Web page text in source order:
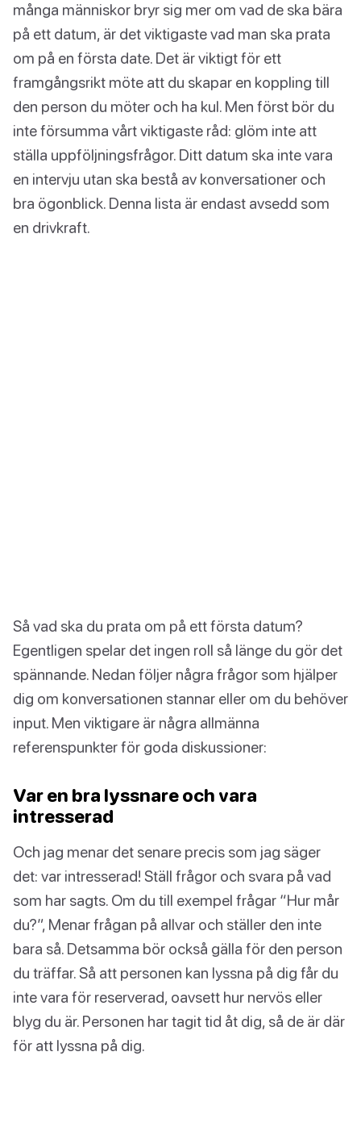
många människor bryr sig mer om vad de ska bära
på ett datum, är det viktigaste vad man ska prata
om på en första date. Det är viktigt för ett
framgångsrikt möte att du skapar en koppling till
den person du möter och ha kul. Men först bör du
inte försumma vårt viktigaste råd: glöm inte att
ställa uppföljningsfrågor. Ditt datum ska inte vara
en intervju utan ska bestå av konversationer och
bra ögonblick. Denna lista är endast avsedd som
en drivkraft.
Så vad ska du prata om på ett första datum?
Egentligen spelar det ingen roll så länge du gör det
spännande. Nedan följer några frågor som hjälper
dig om konversationen stannar eller om du behöver
input. Men viktigare är några allmänna
referenspunkter för goda diskussioner:
Var en bra lyssnare och vara
intresserad
Och jag menar det senare precis som jag säger
det: var intresserad! Ställ frågor och svara på vad
som har sagts. Om du till exempel frågar “Hur mår
du?”, Menar frågan på allvar och ställer den inte
bara så. Detsamma bör också gälla för den person
du träffar. Så att personen kan lyssna på dig får du
inte vara för reserverad, oavsett hur nervös eller
blyg du är. Personen har tagit tid åt dig, så de är där
för att lyssna på dig.